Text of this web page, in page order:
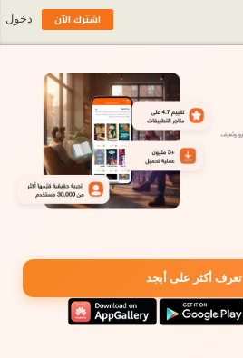
تعرف أكثر على أبجد
اشترك الآن دخول